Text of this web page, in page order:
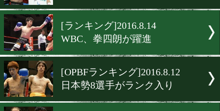
保留選手について議論
[WBOアジアパシフィック
ク]2016.8.24
日本人5選手がランク入り
[ニュース]2016.8.22